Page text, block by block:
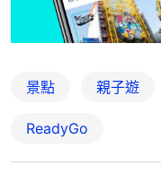
景點 親子遊
ReadyGo